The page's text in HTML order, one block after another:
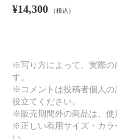
¥14,300 （税込）
※写り方によって、実際の
す。
※コメントは投稿者個人の
役立てください。
※販売期間外の商品は、使
※正しい着用サイズ・カラ